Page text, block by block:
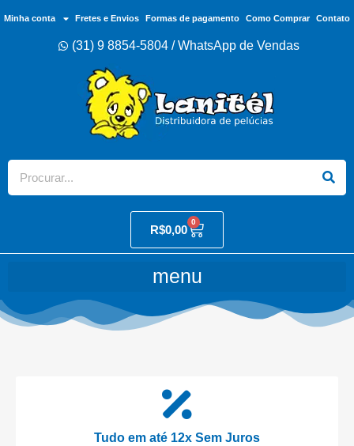
Minha conta Fretes e Envios Formas de pagamento Como Comprar Contato
(31) 9 8854-5804 / WhatsApp de Vendas
R$0,00
0
Tudo em até 12x Sem Juros